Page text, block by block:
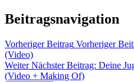
Beitragsnavigation
Vorheriger Beitrag Vorheriger
(Video)
Weiter Nächster Beitrag: Deine
(Video + Making Of)